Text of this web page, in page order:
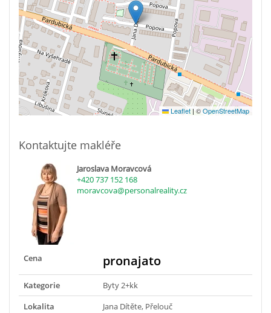
Leaflet | ©OpenStreetMap
Kontaktujte makléře
Jaroslava Moravcová
+420 737 152 168
moravcova@personalreality.cz
Cena pronajato
Kategorie
Byty 2+kk
Lokalita
Jana Dítěte, Přelouč